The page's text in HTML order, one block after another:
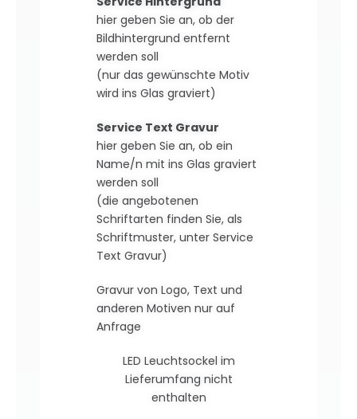
hier geben Sie an, ob der
Bildhintergrund entfernt
werden soll
(nur das gewünschte Motiv
wird ins Glas graviert)
Service Text Gravur
hier geben Sie an, ob ein
Name/n mit ins Glas graviert
werden soll
(die angebotenen
Schriftarten finden Sie, als
Schriftmuster, unter Service
Text Gravur)
Gravur von Logo, Text und
anderen Motiven nur auf
Anfrage
LED Leuchtsockel im
Lieferumfang nicht
enthalten